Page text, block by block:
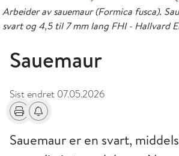
Arbeider av sauemaur (Formica fusca).
svart og 4,5 til 7 mm lang FHI - Hallvard
Sauemaur
Sist endret 07.05.2026
Skriv utFå varsel om endringer
Sauemaur er en svart,